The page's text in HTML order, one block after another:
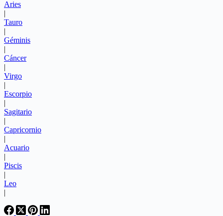
Aries
|
Tauro
|
Géminis
|
Cáncer
|
Virgo
|
Escorpio
|
Sagitario
|
Capricornio
|
Acuario
|
Piscis
|
Leo
|